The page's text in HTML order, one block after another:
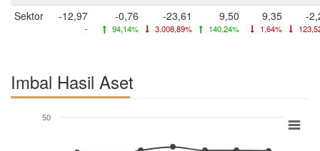
Sektor
-12,97
-
-0,76
94,14%
-23,61
3.008,89%
9,50
140,24%
9,35
1,64%
-
Imbal Hasil Aset
50